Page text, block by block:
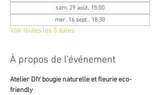
sam. 29 août, 15:00
mer. 16 sept., 18:30
Voir toutes les 5 dates
À propos de l'événement
Atelier DIY bougie naturelle et fleurie eco-
friendly